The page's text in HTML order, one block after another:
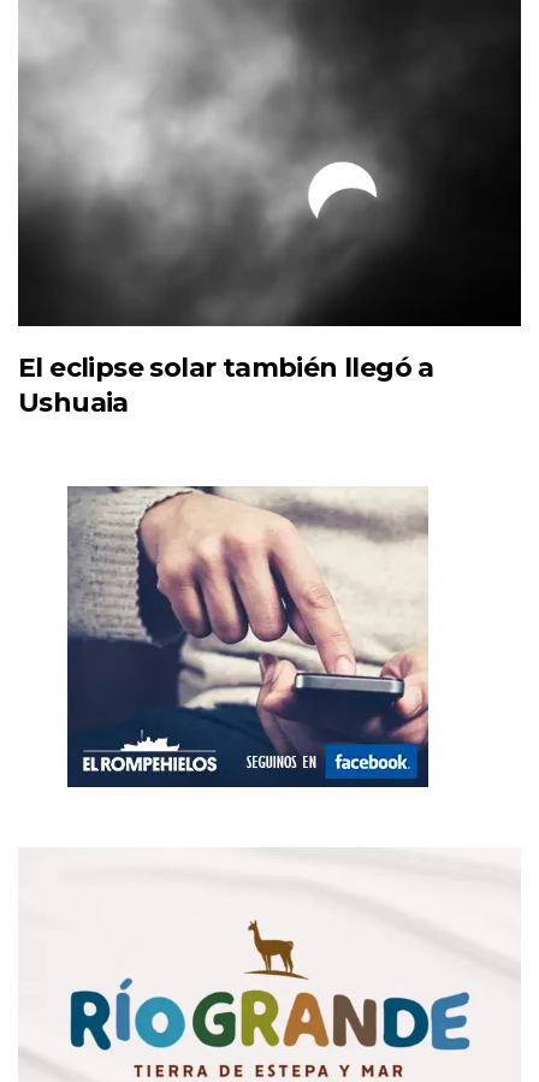
El eclipse solar también llegó a
Ushuaia